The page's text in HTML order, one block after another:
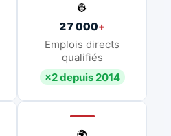
👷
27 000+
Emplois directs
qualifiés
×2 depuis 2014